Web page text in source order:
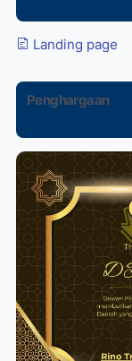
Landing page
Penghargaan